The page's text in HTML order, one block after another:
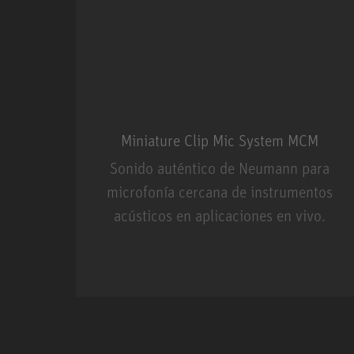
Miniature Clip Mic System MCM
Sonido auténtico de Neumann para
microfonía cercana de instrumentos
acústicos en aplicaciones en vivo.